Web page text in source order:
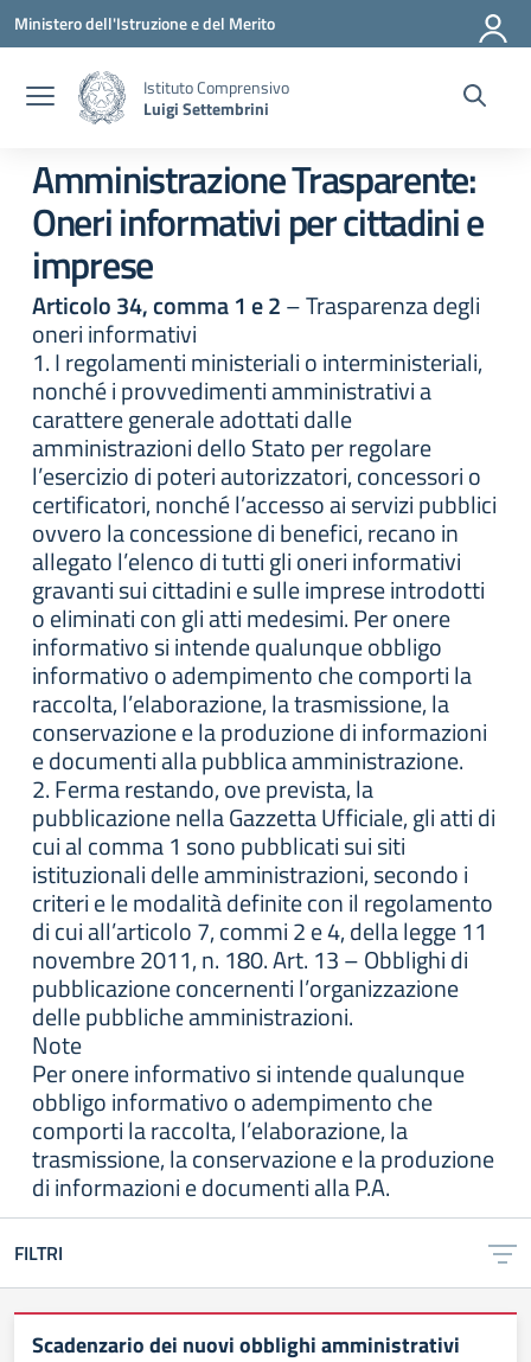
Vai ai contenuti
Vai al menu di navigazione
Vai al footer
Ministero dell'Istruzione e del Merito
Istituto Comprensivo
Luigi Settembrini
Amministrazione Trasparente:
Oneri informativi per cittadini e
imprese
Articolo 34, comma 1 e 2– Trasparenza degli
oneri informativi
1. I regolamenti ministeriali o interministeriali,
nonché i provvedimenti amministrativi a
carattere generale adottati dalle
amministrazioni dello Stato per regolare
l’esercizio di poteri autorizzatori, concessori o
certificatori, nonché l’accesso ai servizi pubblici
ovvero la concessione di benefici, recano in
allegato l’elenco di tutti gli oneri informativi
gravanti sui cittadini e sulle imprese introdotti
o eliminati con gli atti medesimi. Per onere
informativo si intende qualunque obbligo
informativo o adempimento che comporti la
raccolta, l’elaborazione, la trasmissione, la
conservazione e la produzione di informazioni
e documenti alla pubblica amministrazione.
2. Ferma restando, ove prevista, la
pubblicazione nella Gazzetta Ufficiale, gli atti di
cui al comma 1 sono pubblicati sui siti
istituzionali delle amministrazioni, secondo i
criteri e le modalità definite con il regolamento
di cui all’articolo 7, commi 2 e 4, della legge 11
novembre 2011, n. 180. Art. 13 – Obblighi di
pubblicazione concernenti l’organizzazione
delle pubbliche amministrazioni.
Note
Per onere informativo si intende qualunque
obbligo informativo o adempimento che
comporti la raccolta, l’elaborazione, la
trasmissione, la conservazione e la produzione
di informazioni e documenti alla P.A.
FILTRI
Scadenzario dei nuovi obblighi amministrativi